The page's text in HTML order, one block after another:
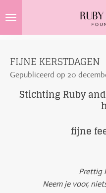
direct
naar
hoofdinhoud
FIJNE KERSTDAGEN
Gepubliceerd op 20
Stichting Ruby
fijne
Prettig
Neem je voor,